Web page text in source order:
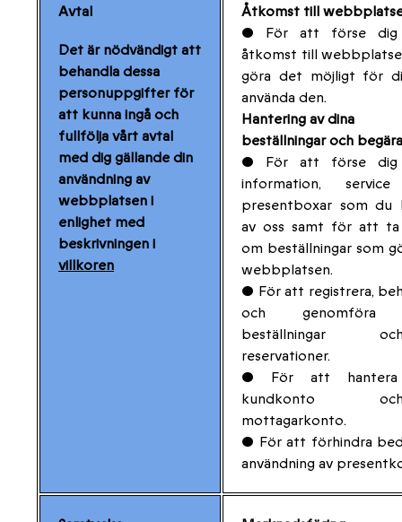
Avtal
Det är nödvändigt att
behandla dessa
personuppgifter för
att kunna ingå och
fullfölja vårt avtal
med dig gällande din
användning av
webbplatsen i
enlighet med
beskrivningen i
villkoren
Åtkomst till
• För att förse dig
åtkomst till
göra det möjligt för
använda den.
Hantering av dina
beställningar och
• För att förse dig
information,
presentboxar som du
av oss samt för att ta
om beställningar som
webbplatsen.
• För att registrera,
och genomföra
beställningar
reservationer.
• För att
kundkonto och/
mottagarkonto.
• För att förhindra
användning av